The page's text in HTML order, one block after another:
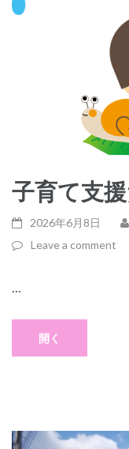
子育て支
2026年6月8日
Leave a comment
...
開く